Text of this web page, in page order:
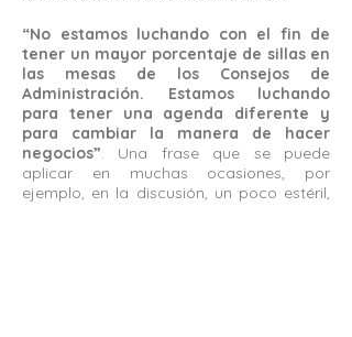
“No estamos luchando con el fin de
tener un mayor porcentaje de sillas en
las mesas de los Consejos de
Administración. Estamos luchando
para tener una agenda diferente y
para cambiar la manera de hacer
negocios”. Una frase que se puede
aplicar en muchas ocasiones, por
ejemplo, en la discusión, un poco estéril,